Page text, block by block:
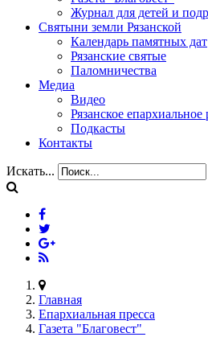
Журнал для детей и
Святыни земли Рязанской
Календарь памятных дат
Рязанские святые
Паломничества
Медиа
Видео
Рязанское епархиальное
Подкасты
Контакты
Искать...
Главная
Епархиальная пресса
Газета "Благовест"